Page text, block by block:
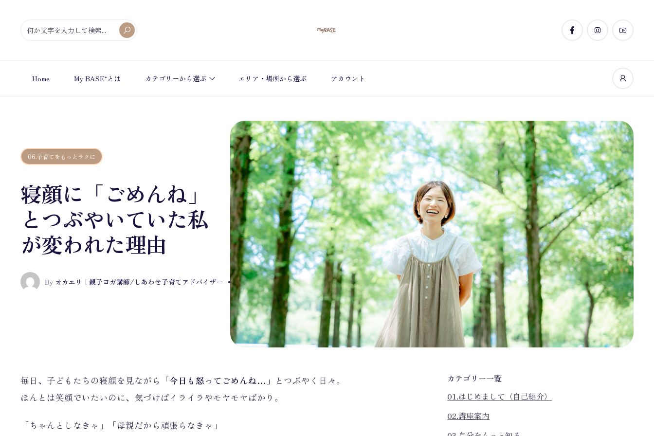
Home My BASE⁺とは カテゴリーから選ぶ エリア・場所から選ぶ アカウント
06.子育てをもっとラクに
寝顔に「ごめんね」
とつぶやいていた私
が変われた理由
By オカエリ｜親子ヨガ講師/しあわせ子育てアドバイザー • 2025年9月4日
毎日、子どもたちの寝顔を見ながら 「今日も怒ってごめんね…」 とつぶやく日々。
ほんとは笑顔でいたいのに、気づけばイライラやモヤモヤばかり。
「ちゃんとしなきゃ」「母親だから頑張らなきゃ」
カテゴリー一覧
01.はじめまして（自己紹介）
02.講座案内